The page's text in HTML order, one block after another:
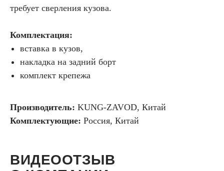
требует сверления кузова.
Комплектация:
вставка в кузов,
накладка на задний борт
комплект крепежа
Производитель: KUNG-ZAVOD, Китай
Комплектующие: Россия, Китай
ВИДЕООТЗЫВ